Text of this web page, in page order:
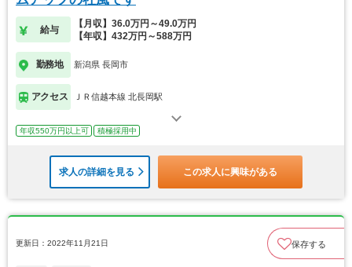
給与
【月収】36.0万円～49.0万円
【年収】432万円～588万円
勤務地 新潟県 長岡市
アクセス ＪＲ信越本線 北長岡駅
年収550万円以上可 積極採用中
求人の詳細を見る この求人に興味がある
更新日：2022年11月21日 保存する